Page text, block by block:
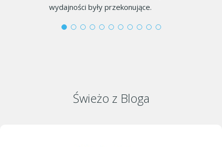
wydajności były przekonujące.
Świeżo z Bloga